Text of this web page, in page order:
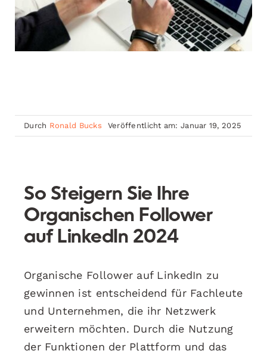
Durch Ronald Bucks Veröffentlicht am: Januar 19, 2025
So Steigern Sie Ihre
Organischen Follower
auf LinkedIn 2024
Organische Follower auf LinkedIn zu
gewinnen ist entscheidend für Fachleute
und Unternehmen, die ihr Netzwerk
erweitern möchten. Durch die Nutzung
der Funktionen der Plattform und das